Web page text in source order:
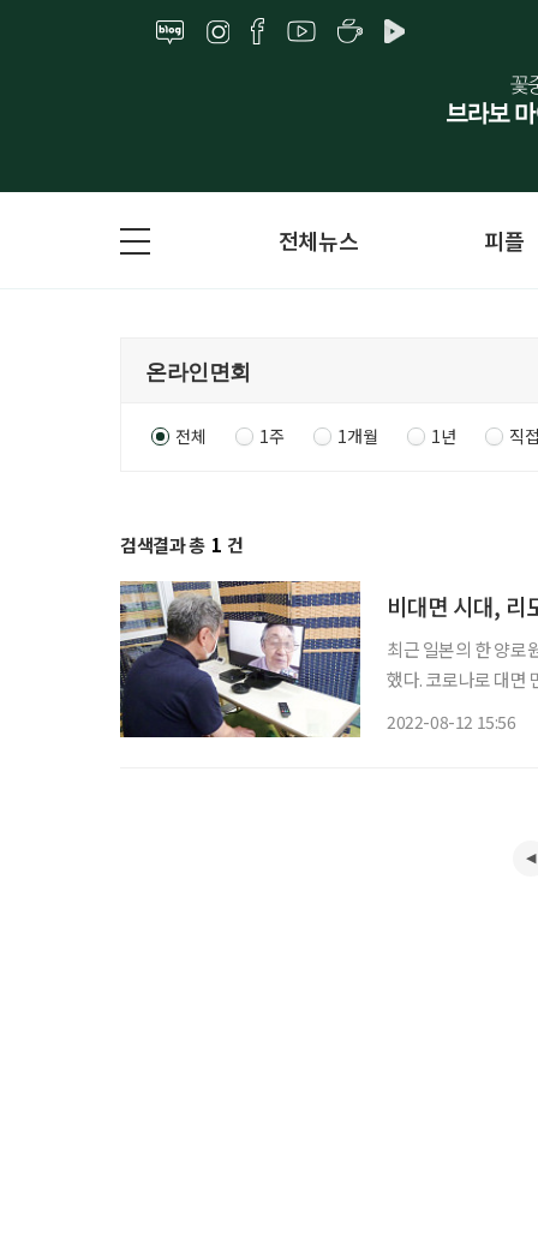
전체뉴스 피플
전체 1주 1개월 1년 직
검색결과 총 1 건
비대면 시대, 리
최근 일본의 한 양로
했다. 코로나로 대면 면회가 금지된 이후 정부는 양로원의 온라인 면회 도입을 유도했다. 하지
2022-08-12 15:56